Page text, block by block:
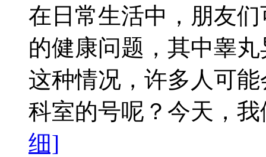
在日常生活中，朋友
的健康问题，其中睾
这种情况，许多人可
科室的号呢？今天，
细]